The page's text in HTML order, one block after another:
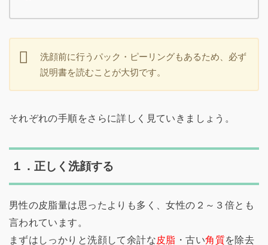
洗顔前に行うパック・ピーリングもあるため、必ず
説明書を読むことが大切です。
それぞれの手順をさらに詳しく見ていきましょう。
１．正しく洗顔する
男性の皮脂量は思ったよりも多く、女性の２～３倍とも
言われています。
まずはしっかりと洗顔して余計な皮脂 ・古い角質を除去